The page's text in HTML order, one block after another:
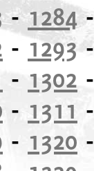
-1284
- 1293
- 1302
- 1311
- 1320